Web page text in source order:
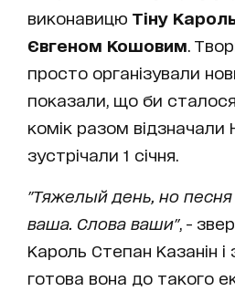
виконавицю Тіну
Євгеном Кошовим .
просто організували
показали, що би
комік разом відзначали
зустрічали 1 січня.
"Тяжелый день, но
ваша. Слова ваши", -
Кароль Степан Казанін і
готова вона до такого